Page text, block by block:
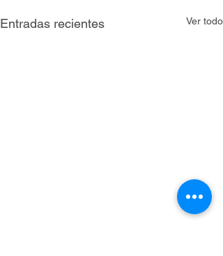
Entradas recientes Ver todo